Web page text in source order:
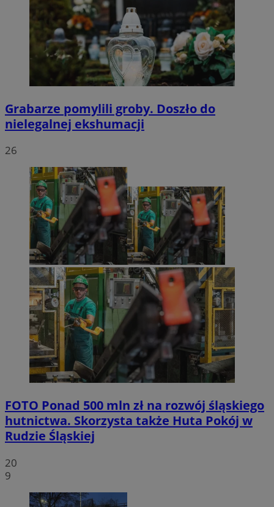
Grabarze pomylili groby. Doszło do
nielegalnej ekshumacji
26
FOTO Ponad 500 mln zł na rozwój śląskiego
hutnictwa. Skorzysta także Huta Pokój w
Rudzie Śląskiej
20
9